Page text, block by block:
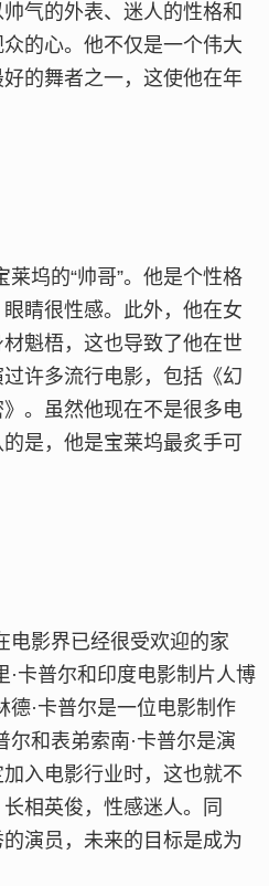
气的外表、迷人的性格和
的心。他不仅是一个伟大
的舞者之一，这使他在年
莱坞的“帅哥”。他是个性格
睛很性感。此外，他在女
魁梧，这也导致了他在世
许多流行电影，包括《幻
。虽然他现在不是很多电
是，他是宝莱坞最炙手可
电影界已经很受欢迎的家
·卡普尔和印度电影制片人博
德·卡普尔是一位电影制作
尔和表弟索南·卡普尔是演
入电影行业时，这也就不
相英俊，性感迷人。同
演员，未来的目标是成为